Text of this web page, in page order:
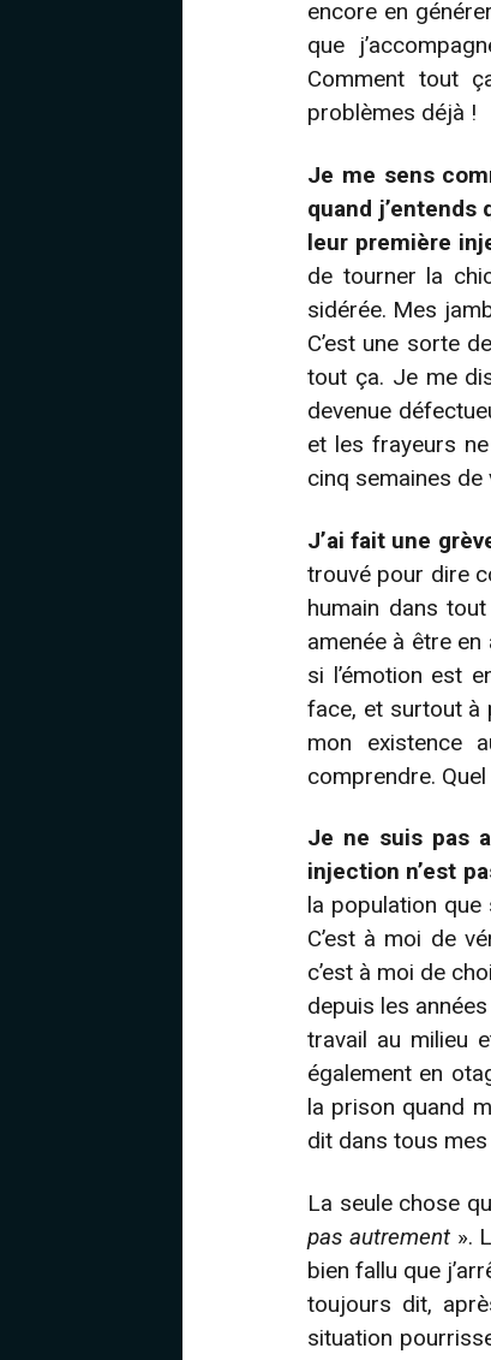
encore en
que
Comment tout
problèmes déjà !
Je me sens
quand
leur première
de tourner la
sidérée. Mes
C’est une sorte
tout ça. Je me
devenue
et les frayeurs
cinq semaines de
J’ai fait une
trouvé pour dire
humain dans
amenée à être
si l’émotion est
face, et surtout à
mon existence
comprendre.
Je ne suis pas
injection n’est
la population que
C’est à moi de
c’est à moi de
depuis les
travail au milieu
également en
la prison quand
dit dans tous
La seule chose
pas autrement ».
bien fallu que
toujours dit,
situation